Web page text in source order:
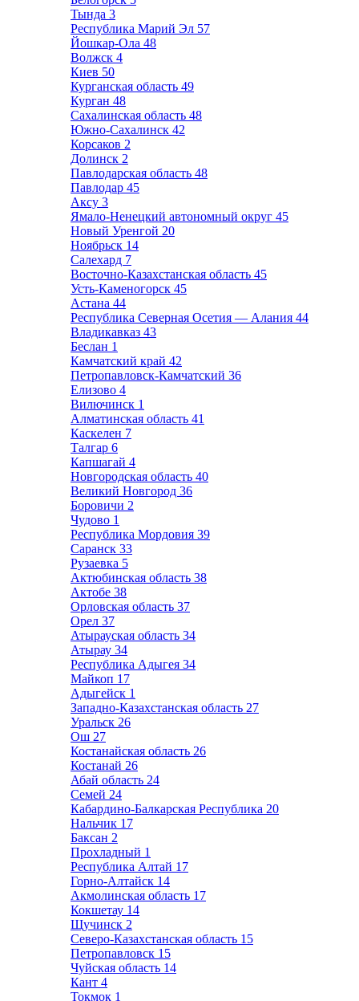
Тында 3
Республика Марий Эл 57
Йошкар-Ола 48
Волжск 4
Киев 50
Курганская область 49
Курган 48
Сахалинская область 48
Южно-Сахалинск 42
Корсаков 2
Долинск 2
Павлодарская область 48
Павлодар 45
Аксу 3
Ямало-Ненецкий автономный округ 45
Новый Уренгой 20
Ноябрьск 14
Салехард 7
Восточно-Казахстанская область 45
Усть-Каменогорск 45
Астана 44
Республика Северная Осетия — Алания 44
Владикавказ 43
Беслан 1
Камчатский край 42
Петропавловск-Камчатский 36
Елизово 4
Вилючинск 1
Алматинская область 41
Каскелен 7
Талгар 6
Капшагай 4
Новгородская область 40
Великий Новгород 36
Боровичи 2
Чудово 1
Республика Мордовия 39
Саранск 33
Рузаевка 5
Актюбинская область 38
Актобе 38
Орловская область 37
Орел 37
Атырауская область 34
Атырау 34
Республика Адыгея 34
Майкоп 17
Адыгейск 1
Западно-Казахстанская область 27
Уральск 26
Ош 27
Костанайская область 26
Костанай 26
Абай область 24
Семей 24
Кабардино-Балкарская Республика 20
Нальчик 17
Баксан 2
Прохладный 1
Республика Алтай 17
Горно-Алтайск 14
Акмолинская область 17
Кокшетау 14
Щучинск 2
Северо-Казахстанская область 15
Петропавловск 15
Чуйская область 14
Кант 4
Токмок 1